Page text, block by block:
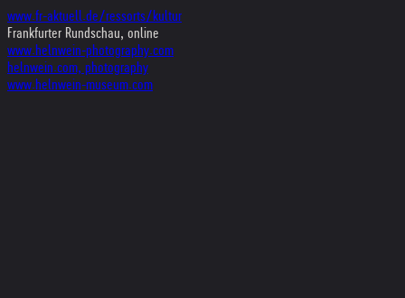
www.fr-aktuell.de/ressorts/kultur
Frankfurter Rundschau, online
www.helnwein-photography.com
helnwein.com, photography
www.helnwein-museum.com